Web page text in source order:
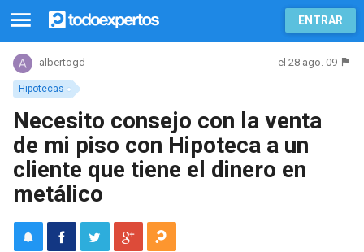
ENTRAR
Hipotecas
albertogd el 28 ago. 09
Necesito consejo con la venta
de mi piso con Hipoteca a un
cliente que tiene el dinero en
metálico